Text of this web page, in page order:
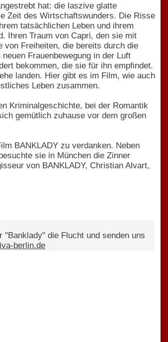
hat: die laszive glatte
Zeit des Wirtschaftswunders. Die Risse
tatsächlichen Leben und ihrem
Ihren Traum von Capri, den sie mit
von Freiheiten, die bereits durch die
Frauenbewegung in der Luft
bekommen, die sie für ihn empfindet.
landen. Hier gibt es im Film, wie auch
Leben zusammen.
Kriminalgeschichte, bei der Romantik
gemütlich zuhause vor dem großen
BANKLADY zu verdanken. Neben
sie in München die Zinner
von BANKLADY, Christian Alvart,
die Flucht und senden uns
berlin.de